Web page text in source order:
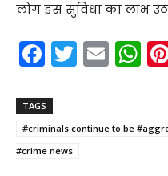
लोग इस सुविधा का लाभ
F
c
e
b
T
er
E
l
W
ts
TAGS
#criminals continue to be
#crime news